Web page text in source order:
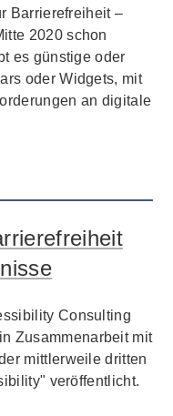
Barrierefreiheit –
2020 schon
es günstige oder
oder Widgets, mit
an digitale
Consulting
Zusammenarbeit mit
mittlerweile dritten
veröffentlicht.